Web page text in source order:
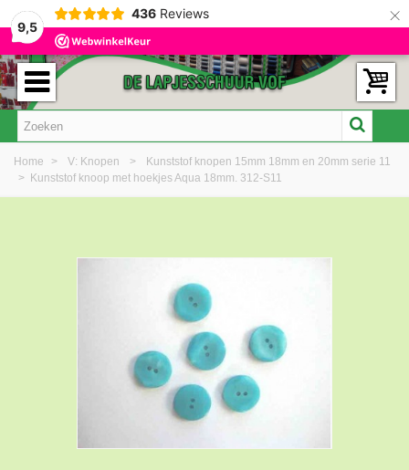
9,5
436 Reviews ×
Home > V: Knopen >
Kunststof knopen 15mm 18mm en 20mm serie 11
> Kunststof knoop met hoekjes Aqua 18mm. 312-S11